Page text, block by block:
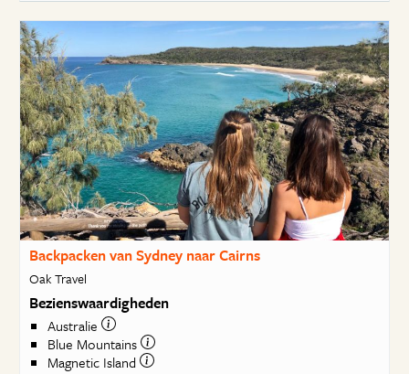
Backpacken van Sydney naar Cairns
Oak Travel
Bezienswaardigheden
Australie
Blue Mountains
Magnetic Island